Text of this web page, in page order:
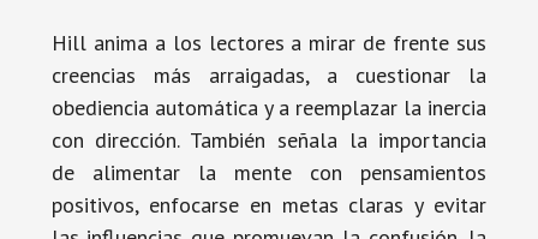
Hill anima a los lectores a mirar de frente sus
creencias más arraigadas, a cuestionar la
obediencia automática y a reemplazar la inercia
con dirección. También señala la importancia
de alimentar la mente con pensamientos
positivos, enfocarse en metas claras y evitar